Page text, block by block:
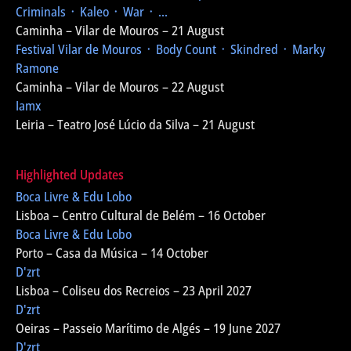
Criminals ᛫ Kaleo ᛫ War ᛫ ...
Caminha – Vilar de Mouros – 21 August
Festival Vilar de Mouros ᛫ Body Count ᛫ Skindred ᛫ Marky
Ramone
Caminha – Vilar de Mouros – 22 August
Iamx
Leiria – Teatro José Lúcio da Silva – 21 August
Highlighted Updates
Boca Livre & Edu Lobo
Lisboa – Centro Cultural de Belém – 16 October
Boca Livre & Edu Lobo
Porto – Casa da Música – 14 October
D'zrt
Lisboa – Coliseu dos Recreios – 23 April 2027
D'zrt
Oeiras – Passeio Marítimo de Algés – 19 June 2027
D'zrt